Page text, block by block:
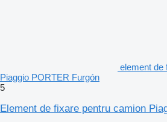
element de
Piaggio PORTER Furgón
5
Element de fixare pentru camion